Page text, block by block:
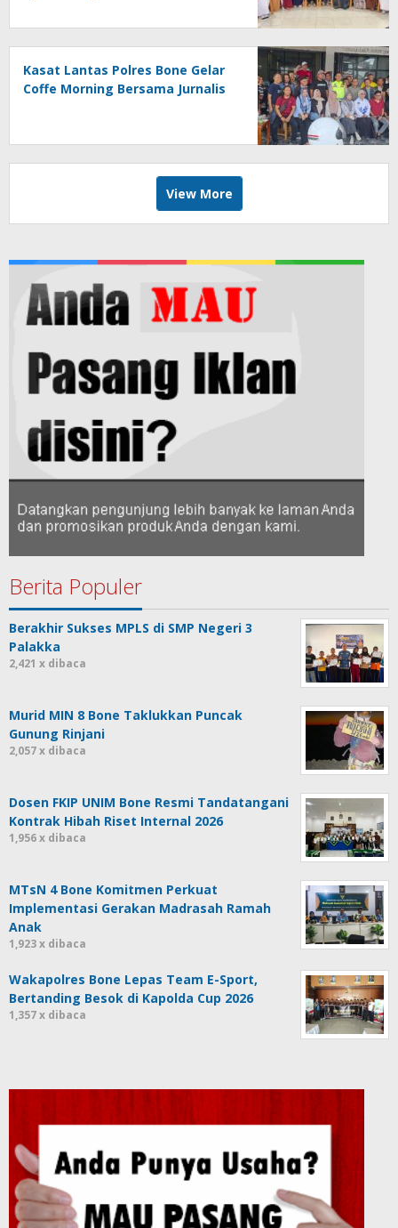
Kasat Lantas Polres Bone Gelar
Coffe Morning Bersama Jurnalis
View More
Berita Populer
Berakhir Sukses MPLS di SMP Negeri 3
Palakka
2,421 x dibaca
Murid MIN 8 Bone Taklukkan Puncak
Gunung Rinjani
2,057 x dibaca
Dosen FKIP UNIM Bone Resmi Tandatangani
Kontrak Hibah Riset Internal 2026
1,956 x dibaca
MTsN 4 Bone Komitmen Perkuat
Implementasi Gerakan Madrasah Ramah
Anak
1,923 x dibaca
Wakapolres Bone Lepas Team E-Sport,
Bertanding Besok di Kapolda Cup 2026
1,357 x dibaca